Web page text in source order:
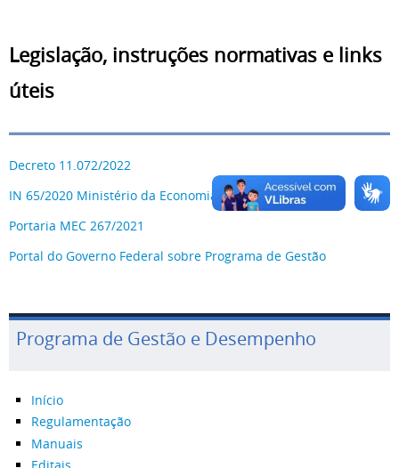
Legislação, instruções normativas e links
úteis
Decreto 11.072/2022
IN 65/2020 Ministério da Economia
Portaria MEC 267/2021
Portal do Governo Federal sobre Programa de Gestão
Programa de Gestão e Desempenho
Início
Regulamentação
Manuais